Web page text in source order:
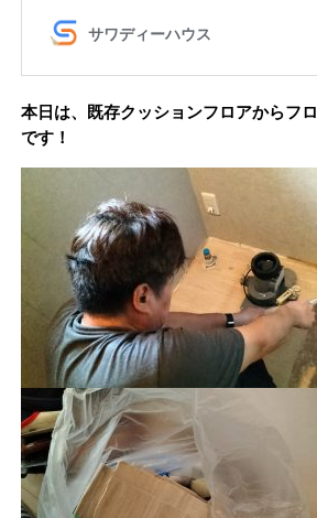
本日は、既存クッションフロアからフ
です！